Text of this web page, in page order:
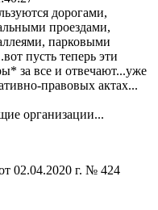
дорогами,
проездами,
парковыми
пусть теперь эти
за все и отвечают...уже
правовых актах...
организации...
02.04.2020 г. № 424